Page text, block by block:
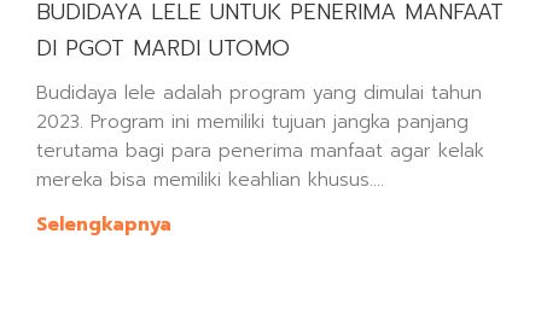
BUDIDAYA LELE UNTUK PENERIMA MANFAAT
DI PGOT MARDI UTOMO
Budidaya lele adalah program yang dimulai tahun
2023. Program ini memiliki tujuan jangka panjang
terutama bagi para penerima manfaat agar kelak
mereka bisa memiliki keahlian khusus....
Selengkapnya